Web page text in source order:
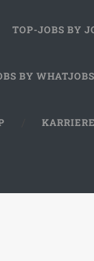
TOP-JOBS BY
BY WHATJOBS